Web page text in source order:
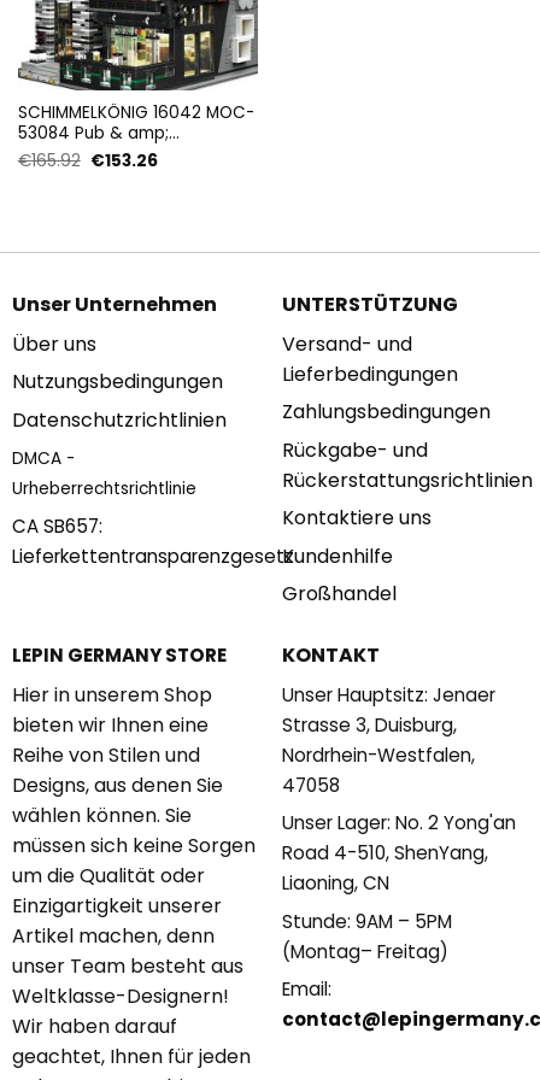
SCHIMMELKÖNIG 16042 MOC-
53084 Pub & amp;
Restaurant Modular ‘ISLET’
€165.92 Ursprünglicher
€153.26Aktueller
Unser Unternehmen
Über uns
Nutzungsbedingungen
Datenschutzrichtlinien
DMCA -
Urheberrechtsrichtlinie
CA SB657:
Lieferkettentransparenzgesetz
UNTERSTÜTZUNG
Versand- und
Lieferbedingungen
Zahlungsbedingungen
Rückgabe- und
Rückerstattungsrichtlinien
Kontaktiere uns
Kundenhilfe
Großhandel
LEPIN GERMANY STORE
Hier in unserem Shop
bieten wir Ihnen eine
Reihe von Stilen und
Designs, aus denen Sie
wählen können. Sie
müssen sich keine Sorgen
um die Qualität oder
Einzigartigkeit unserer
Artikel machen, denn
unser Team besteht aus
Weltklasse-Designern!
Wir haben darauf
geachtet, Ihnen für jeden
KONTAKT
Unser Hauptsitz: Jenaer
Strasse 3, Duisburg,
Nordrhein-Westfalen,
47058
Unser Lager: No. 2 Yong'an
Road 4-510, ShenYang,
Liaoning, CN
Stunde: 9AM – 5PM
(Montag– Freitag)
Email: